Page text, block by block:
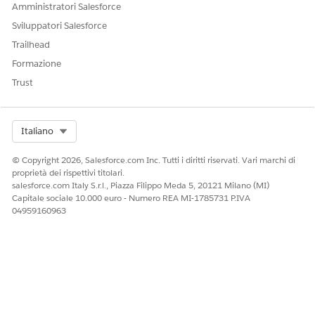
Amministratori Salesforce
Sviluppatori Salesforce
Trailhead
Formazione
Trust
Italiano
© Copyright 2026, Salesforce.com Inc. Tutti i diritti riservati. Vari marchi di
proprietà dei rispettivi titolari.
salesforce.com Italy S.r.l., Piazza Filippo Meda 5, 20121 Milano (MI)
Capitale sociale 10.000 euro - Numero REA MI-1785731 P.IVA
04959160963